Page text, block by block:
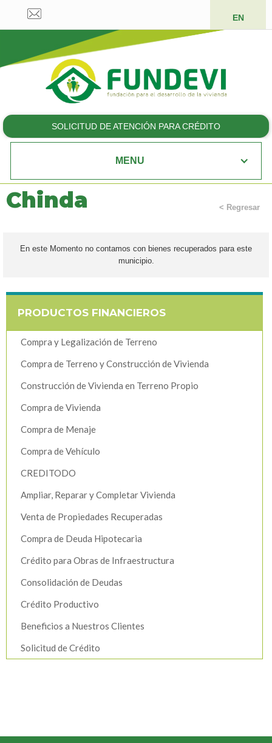
EN
SOLICITUD DE ATENCIÓN PARA CRÉDITO
MENU
Chinda < Regresar
En este Momento no contamos con bienes recuperados para este
municipio.
PRODUCTOS FINANCIEROS
Compra y Legalización de Terreno
Compra de Terreno y Construcción de Vivienda
Construcción de Vivienda en Terreno Propio
Compra de Vivienda
Compra de Menaje
Compra de Vehículo
CREDITODO
Ampliar, Reparar y Completar Vivienda
Venta de Propiedades Recuperadas
Compra de Deuda Hipotecaria
Crédito para Obras de Infraestructura
Consolidación de Deudas
Crédito Productivo
Beneficios a Nuestros Clientes
Solicitud de Crédito